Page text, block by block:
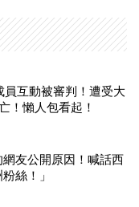
員互動被審判！遭受大
！懶人包看起！
友公開原因！喊話西
絲！」